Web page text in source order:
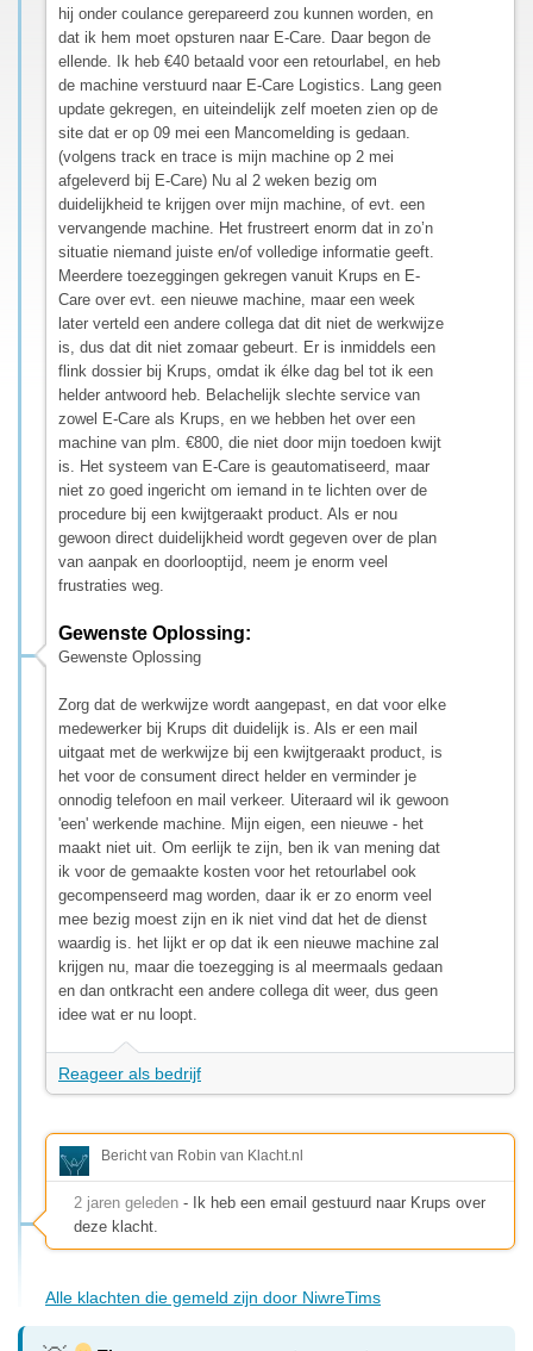
hij onder coulance gerepareerd zou kunnen worden, en
dat ik hem moet opsturen naar E-Care. Daar begon de
ellende. Ik heb €40 betaald voor een retourlabel, en heb
de machine verstuurd naar E-Care Logistics. Lang geen
update gekregen, en uiteindelijk zelf moeten zien op de
site dat er op 09 mei een Mancomelding is gedaan.
(volgens track en trace is mijn machine op 2 mei
afgeleverd bij E-Care) Nu al 2 weken bezig om
duidelijkheid te krijgen over mijn machine, of evt. een
vervangende machine. Het frustreert enorm dat in zo’n
situatie niemand juiste en/of volledige informatie geeft.
Meerdere toezeggingen gekregen vanuit Krups en E-
Care over evt. een nieuwe machine, maar een week
later verteld een andere collega dat dit niet de werkwijze
is, dus dat dit niet zomaar gebeurt. Er is inmiddels een
flink dossier bij Krups, omdat ik élke dag bel tot ik een
helder antwoord heb. Belachelijk slechte service van
zowel E-Care als Krups, en we hebben het over een
machine van plm. €800, die niet door mijn toedoen kwijt
is. Het systeem van E-Care is geautomatiseerd, maar
niet zo goed ingericht om iemand in te lichten over de
procedure bij een kwijtgeraakt product. Als er nou
gewoon direct duidelijkheid wordt gegeven over de plan
van aanpak en doorlooptijd, neem je enorm veel
frustraties weg.
Gewenste Oplossing:
Gewenste Oplossing
Zorg dat de werkwijze wordt aangepast, en dat voor elke
medewerker bij Krups dit duidelijk is. Als er een mail
uitgaat met de werkwijze bij een kwijtgeraakt product, is
het voor de consument direct helder en verminder je
onnodig telefoon en mail verkeer. Uiteraard wil ik gewoon
'een' werkende machine. Mijn eigen, een nieuwe - het
maakt niet uit. Om eerlijk te zijn, ben ik van mening dat
ik voor de gemaakte kosten voor het retourlabel ook
gecompenseerd mag worden, daar ik er zo enorm veel
mee bezig moest zijn en ik niet vind dat het de dienst
waardig is. het lijkt er op dat ik een nieuwe machine zal
krijgen nu, maar die toezegging is al meermaals gedaan
en dan ontkracht een andere collega dit weer, dus geen
idee wat er nu loopt.
Reageer als bedrijf
Bericht van Robin van Klacht.nl
2 jaren geleden - Ik heb een email gestuurd naar Krups over
deze klacht.
Alle klachten die gemeld zijn door NiwreTims